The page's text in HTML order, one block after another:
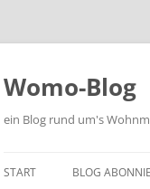
Zum
Womo-Blog
ein Blog rund um's
START BLOG